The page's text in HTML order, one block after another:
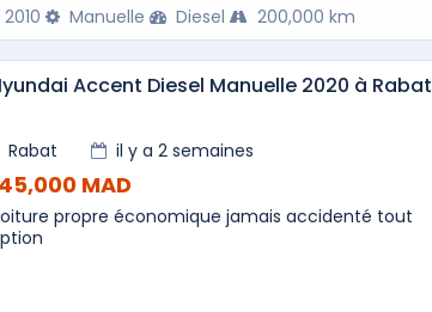
2010 Manuelle Diesel 200,000 km
Accent Diesel Manuelle 2020 à Rabat
Rabat il y a 2 semaines
MAD
propre économique jamais accidenté tout